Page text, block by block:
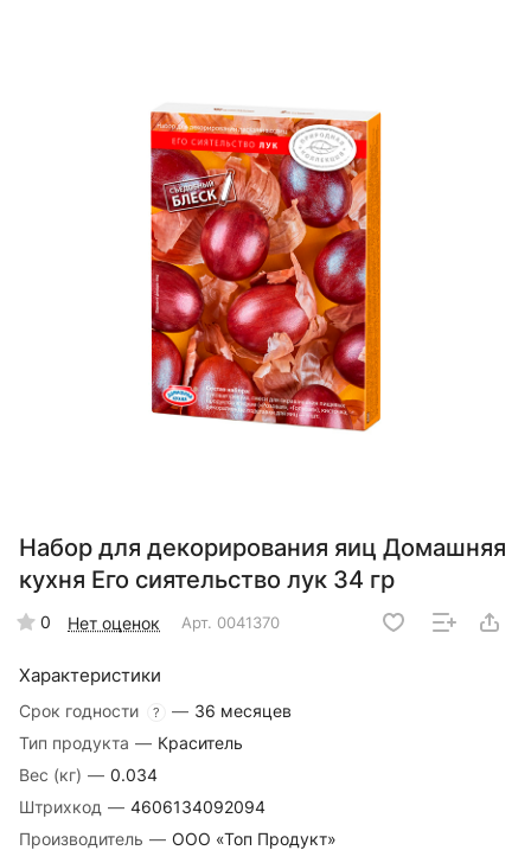
Набор для декорирования яиц Домашняя
кухня Его сиятельство лук 34 гр
0 Нет оценок Арт. 0041370
Характеристики
Срок годности ? — 36 месяцев
Тип продукта — Краситель
Вес (кг) — 0.034
Штрихкод — 4606134092094
Производитель — ООО «Топ Продукт»